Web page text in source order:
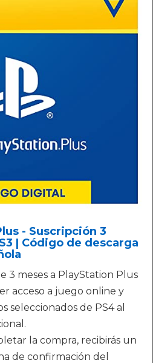
- Suscripción 3
| Código de descarga
3 meses a PlayStation Plus
acceso a juego online y
seleccionados de PS4 al
la compra, recibirás un
de confirmación del